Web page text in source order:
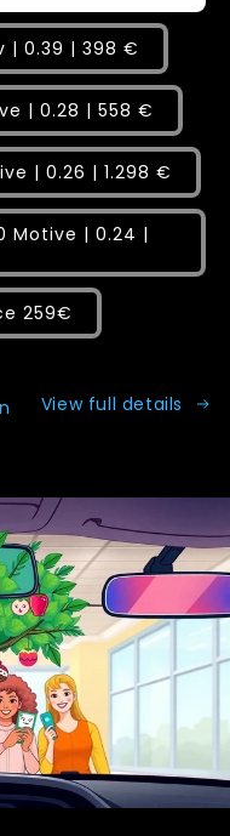
| 0.39 | 398 €
| 0.28 | 558 €
| 0.26 | 1.298 €
Motive | 0.24 |
259€
View full details